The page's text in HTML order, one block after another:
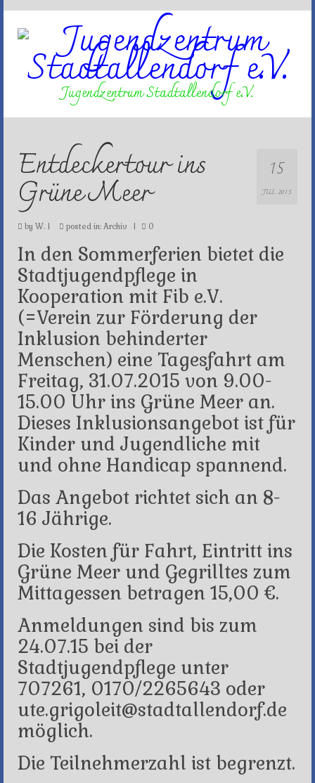
Jugendzentrum Stadtallendorf e.V.
15
JUL 2015
Entdeckertour ins
Grüne Meer
by W. posted in: Archiv 0
In den Sommerferien bietet die
Stadtjugendpflege in
Kooperation mit Fib e.V.
(=Verein zur Förderung der
Inklusion behinderter
Menschen) eine Tagesfahrt am
Freitag, 31.07.2015 von 9.00-
15.00 Uhr ins Grüne Meer an.
Dieses Inklusionsangebot ist für
Kinder und Jugendliche mit
und ohne Handicap spannend.
Das Angebot richtet sich an 8-
16 Jährige.
Die Kosten für Fahrt, Eintritt ins
Grüne Meer und Gegrilltes zum
Mittagessen betragen 15,00 €.
Anmeldungen sind bis zum
24.07.15 bei der
Stadtjugendpflege unter
707261, 0170/2265643 oder
ute.grigoleit@stadtallendorf.de
möglich.
Die Teilnehmerzahl ist begrenzt.